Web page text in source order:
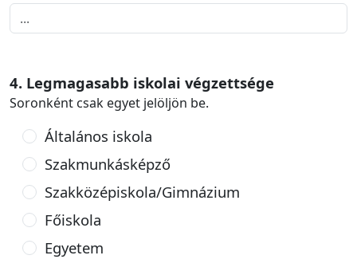
4. Legmagasabb iskolai végzettsége
Soronként csak egyet jelöljön be.
Általános iskola
Szakmunkásképző
Szakközépiskola/Gimnázium
Főiskola
Egyetem